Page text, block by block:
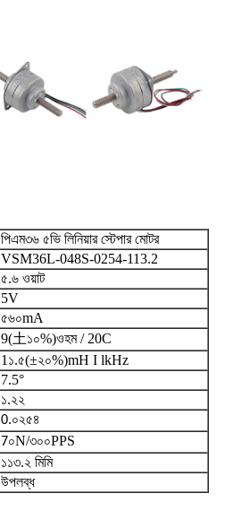
পিএম৩৬ ৫ভি লিনিয়ার স্টেপার মোটর
VSM36L-048S-0254-113.2
৫.৬ ওয়াট
5V
৫৬০mA
9(土১০%)ওহম / 20C
1 ১.৫(±২০%)mH I lkHz
7.5°
১.২২
0.০২৫৪
7০N/৩০০PPS
১১৩.২ মিমি
উপলব্ধ